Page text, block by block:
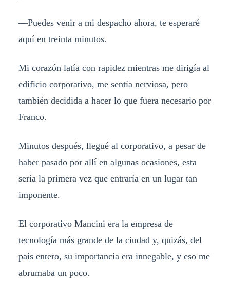
—Puedes venir a mi despacho ahora, te esperaré
aquí en treinta minutos.
Mi corazón latía con rapidez mientras me dirigía al
edificio corporativo, me sentía nerviosa, pero
también decidida a hacer lo que fuera necesario por
Franco.
Minutos después, llegué al corporativo, a pesar de
haber pasado por allí en algunas ocasiones, esta
sería la primera vez que entraría en un lugar tan
imponente.
El corporativo Mancini era la empresa de
tecnología más grande de la ciudad y, quizás, del
país entero, su importancia era innegable, y eso me
abrumaba un poco.